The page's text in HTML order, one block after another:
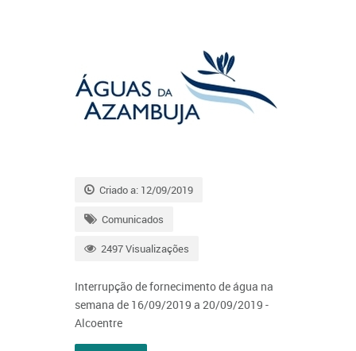
Criado a: 12/09/2019
Comunicados
2497 Visualizações
Interrupção de fornecimento de água na
semana de 16/09/2019 a 20/09/2019 -
Alcoentre